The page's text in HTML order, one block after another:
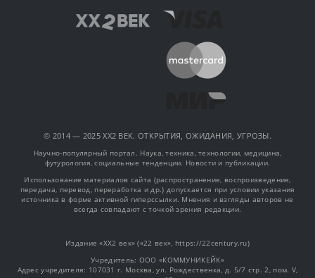
© 2014 — 2025 XX2 ВЕК. ОТКРЫТИЯ, ОЖИДАНИЯ, УГРОЗЫ.
Научно-популярный портал. Наука, техника, технологии, медицина,
футурология, социальные тенденции. Новости и публикации.
Использование материалов сайта (распространение, воспроизведение,
передача, перевод, переработка и др.) допускается при условии указания
источника в форме активной гиперссылки. Мнения и взгляды авторов не
всегда совпадают с точкой зрения редакции.
Издание «XX2 век» («22 век», https://22century.ru)
Учредитель: OOO «КОММУНИКЕЙК»
Адрес учредителя: 107031 г. Москва, ул. Рождественка, д. 5/7 стр. 2, пом. V,